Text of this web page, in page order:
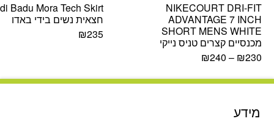
NIKECOURT DRI-FIT
ADVANTAGE 7 INCH
SHORT MENS WHITE
מכנסיים קצרים טניס נייקי
₪230
–
₪240
Badu Mora Tech Skirt
חצאית נשים בידי באדו
₪235
מידע